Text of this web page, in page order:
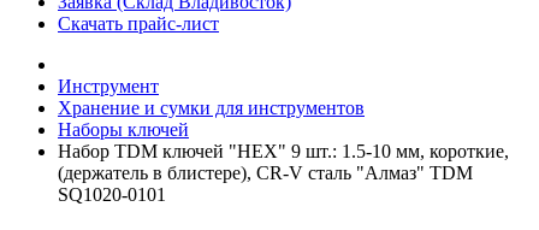
Скачать прайс-лист
Инструмент
Хранение и сумки для инструментов
Наборы ключей
Набор TDM ключей "HEX" 9 шт.: 1.5-10 мм, короткие,
(держатель в блистере), CR-V сталь "Алмаз" TDM
SQ1020-0101